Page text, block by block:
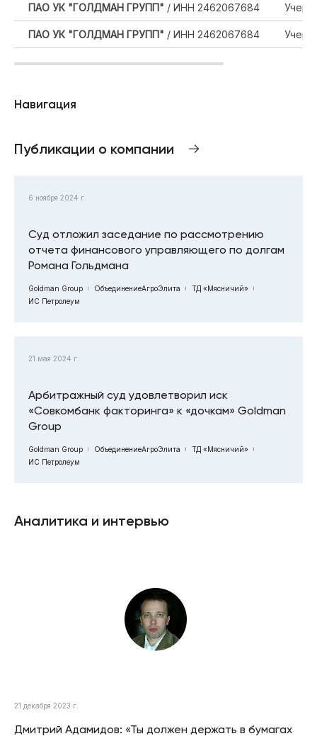
ПАО УК "ГОЛДМАН ГРУПП" / ИНН 2462067684
ПАО УК "ГОЛДМАН ГРУПП" / ИНН 2462067684
Навигация
Публикации о компании
6 ноября 2024 г.
Суд отложил заседание по рассмотрению
отчета финансового управляющего по долгам
Романа Гольдмана
Goldman Group ОбъединениеАгроЭлита
ТД «Мясничий»
ИС Петролеум
21 мая 2024 г.
Арбитражный суд удовлетворил иск
«Совкомбанк факторинга» к «дочкам» Goldman
Group
Goldman Group ОбъединениеАгроЭлита
ТД «Мясничий»
ИС Петролеум
Аналитика и интервью
21 декабря 2023 г.
Дмитрий Адамидов: «Ты должен держать в бумагах